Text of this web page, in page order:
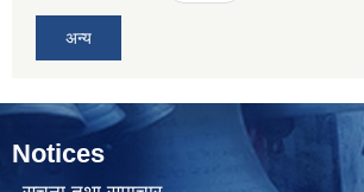
अन्य
Notices